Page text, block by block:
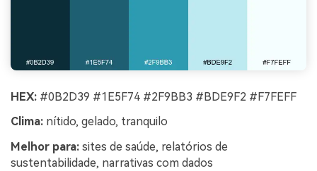
HEX: #0B2D39 #1E5F74 #2F9BB3 #BDE9F2 #F7FEFF
Clima: nítido, gelado, tranquilo
Melhor para: sites de saúde, relatórios de
sustentabilidade, narrativas com dados